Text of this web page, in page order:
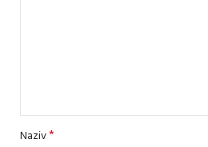
Naziv*